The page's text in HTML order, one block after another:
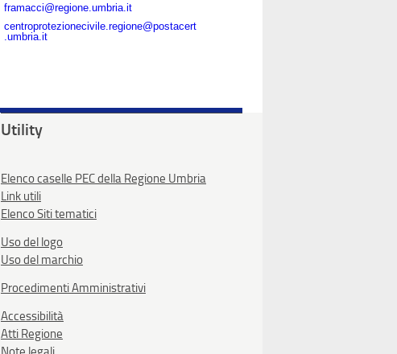
framacci@regione.umbria.it
centroprotezionecivile.regione@postacert
.umbria.it
Utility
Elenco caselle PEC della Regione Umbria
Link utili
Elenco Siti tematici
Uso del logo
Uso del marchio
Procedimenti Amministrativi
Accessibilità
Atti Regione